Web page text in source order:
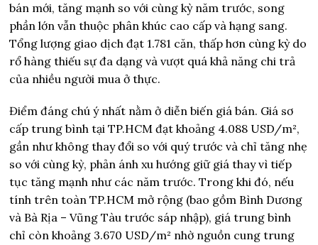
bán mới, tăng mạnh so với cùng kỳ năm trước, song
phần lớn vẫn thuộc phân khúc cao cấp và hạng sang.
Tổng lượng giao dịch đạt 1.781 căn, thấp hơn cùng kỳ do
rổ hàng thiếu sự đa dạng và vượt quá khả năng chi trả
của nhiều người mua ở thực.
Điểm đáng chú ý nhất nằm ở diễn biến giá bán. Giá sơ
cấp trung bình tại TP.HCM đạt khoảng 4.088 USD/m²,
gần như không thay đổi so với quý trước và chỉ tăng nhẹ
so với cùng kỳ, phản ánh xu hướng giữ giá thay vì tiếp
tục tăng mạnh như các năm trước. Trong khi đó, nếu
tính trên toàn TP.HCM mở rộng (bao gồm Bình Dương
và Bà Rịa – Vũng Tàu trước sáp nhập), giá trung bình
chỉ còn khoảng 3.670 USD/m² nhờ nguồn cung trung